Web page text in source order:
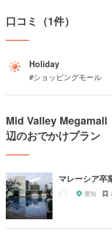
口コミ（1件）
Holiday
#ショッピングモール
Mid Valley Megamall
辺のおでかけプラン
マレーシア
愛知